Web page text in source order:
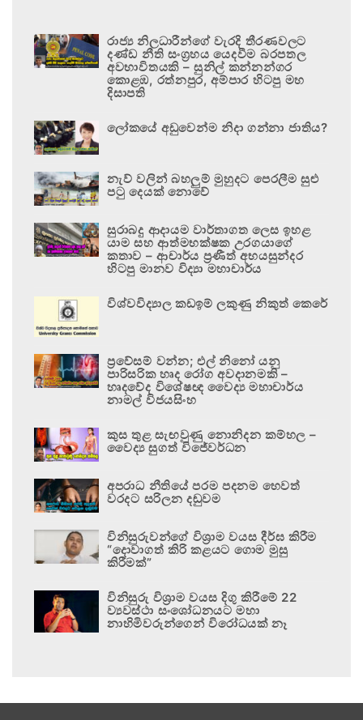
රාජ්‍ය නිලධාරීන්ගේ වැරදි තීරණවලට
දණ්ඩ නීති සංග්‍රහය යෙදවීම බරපතල
අවභාවිතයකි – සුනිල් කන්නන්ගර
කොළඹ, රත්නපුර, අම්පාර හිටපු මහ
දිසාපති
ලෝකයේ අඩුවෙන්ම නිදා ගන්නා ජාතිය?
නැව් වලින් බහලුම් මුහුදට පෙරලීම සුළු
පටු දෙයක් නොවේ
සුරාබදු ආදායම වාර්තාගත ලෙස ඉහළ
යාම සහ ආත්මභක්ෂක උරගයාගේ
කතාව – ආචාර්ය ප්‍රණීත් අභයසුන්දර
හිටපු මානව විද්‍යා මහාචාර්ය
විශ්වවිද්‍යාල කඩඉම් ලකුණු නිකුත් කෙරේ
ප්‍රවේසම් වන්න; එල් නිනෝ යනු
පාරිසරික හෘද රෝග අවදානමකි –
හෘදවේද විශේෂඥ වෛද්‍ය මහාචාර්ය
නාමල් විජයසිංහ
කුස තුළ සැඟවුණු නොනිදන කම්හල –
වෛද්‍ය සුගත් විජේවර්ධන
අපරාධ නීතියේ පරම පදනම හෙවත්
වරදට සරිලන දඬුවම
විනිසුරුවන්ගේ විශ්‍රාම වයස දීර්ඝ කිරීම
“දොවාගත් කිරි කළයට ගොම මුසු
කිරීමක්”
විනිසුරු විශ්‍රාම වයස දිගු කිරීමේ 22
ව්‍යවස්ථා සංශෝධනයට මහා
නාහිමිවරුන්ගෙන් විරෝධයක් නෑ